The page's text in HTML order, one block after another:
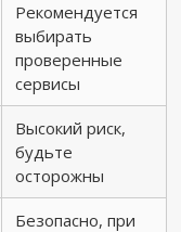
Рекомендуется
выбирать
проверенные
сервисы
Высокий риск,
будьте
осторожны
Безопасно, при